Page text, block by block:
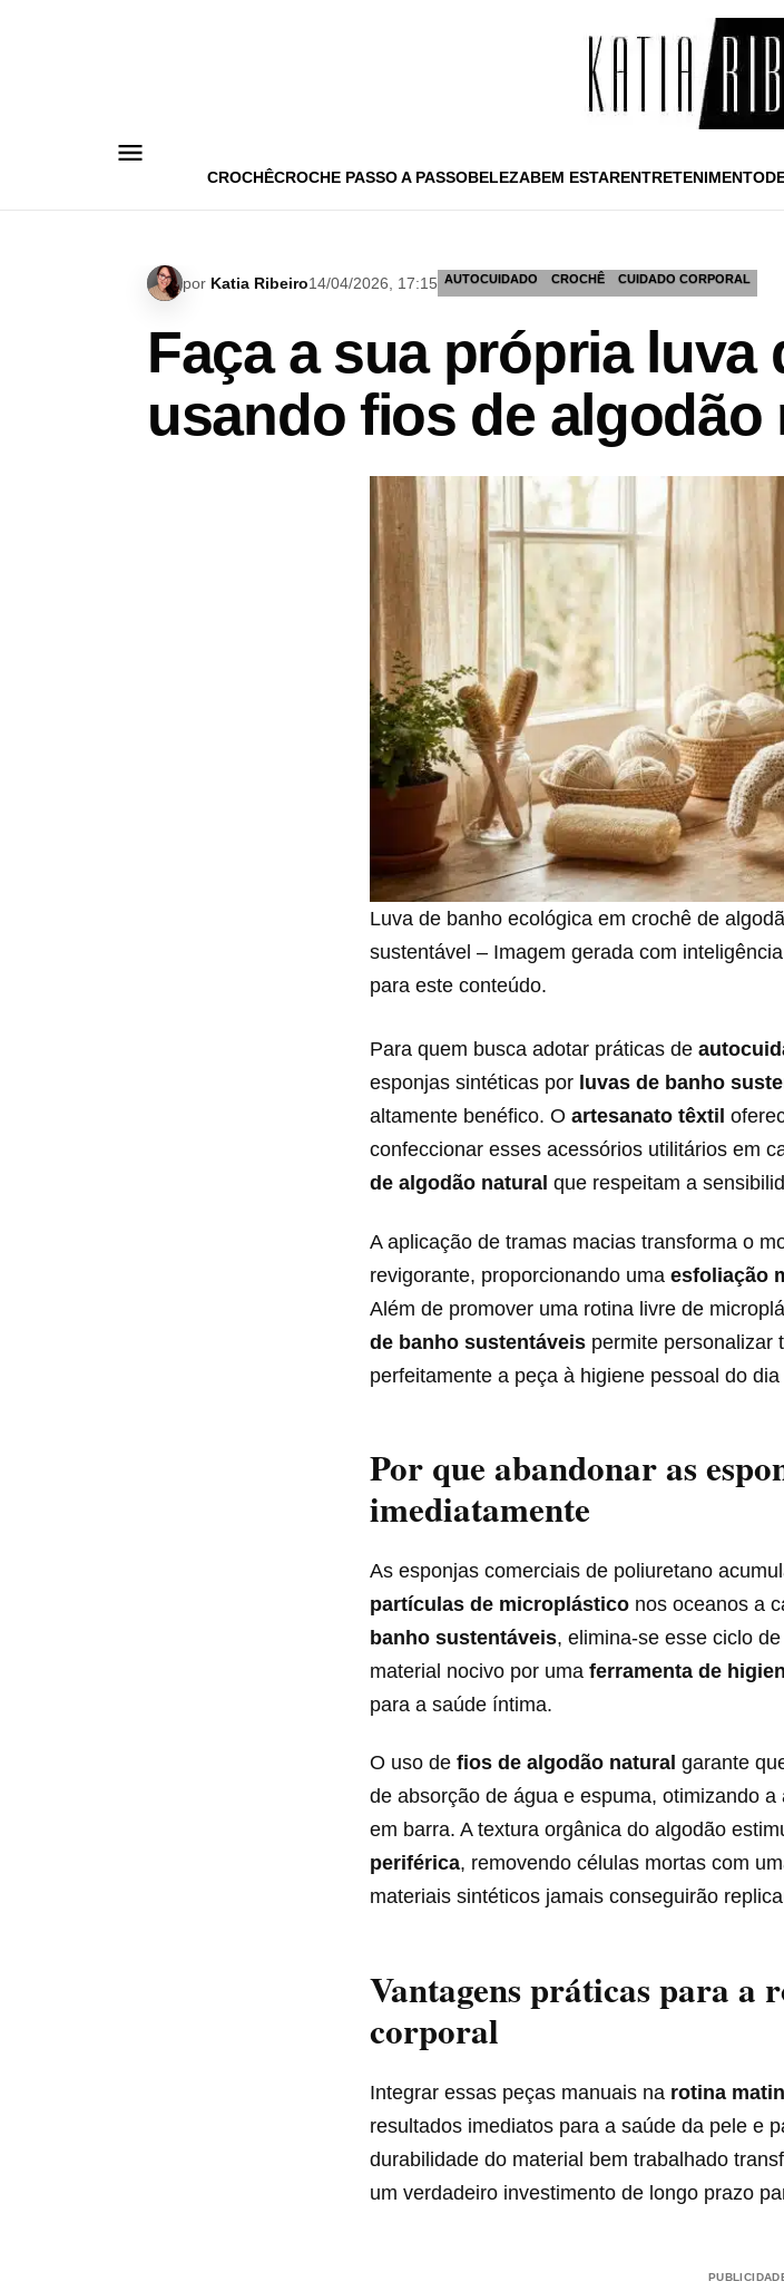
CROCHÊCROCHE PASSO A PASSOBELEZABEM ESTARENTRETENIMENTO
por Katia Ribeiro14/04/2026, 17:15 AUTOCUIDADO CROCHÊ CUIDADO CORPORAL
Faça a sua própria
usando fios de algodão
Luva de banho ecológica em crochê de
sustentável – Imagem gerada com
para este conteúdo.
Para quem busca adotar práticas de
esponjas sintéticas por luvas de banho
altamente benéfico. O artesanato têxtil
confeccionar esses acessórios utilitários em
de algodão natural que respeitam a
A aplicação de tramas macias transforma o
revigorante, proporcionando uma esfoliação
Além de promover uma rotina livre de
de banho sustentáveis permite personalizar
perfeitamente a peça à higiene pessoal do dia
Por que abandonar as
imediatamente
As esponjas comerciais de poliuretano
partículas de microplástico nos oceanos a
banho sustentáveis, elimina-se esse ciclo
material nocivo por uma ferramenta de
para a saúde íntima.
O uso de fios de algodão natural garante
de absorção de água e espuma, otimizando
em barra. A textura orgânica do algodão
periférica, removendo células mortas com
materiais sintéticos jamais conseguirão
Vantagens práticas para a
corporal
Integrar essas peças manuais na rotina
resultados imediatos para a saúde da pele e
durabilidade do material bem trabalhado
um verdadeiro investimento de longo prazo